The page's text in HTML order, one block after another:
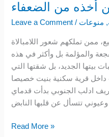
أخذه من الضعفاء
Leave a Comment / , منوعات
ممن تملكهم شعور اللامبالاة
والمؤلمة بل وأكثر في هذه
بيتها الجديد، بل شقتها التي
داخل قرية سكنية بنيت خصيصا
ادلب الجنوبي بدأت قدماي
الدعاء
أقل
يمكن
أخذه
من
الضعفاء
Read More »